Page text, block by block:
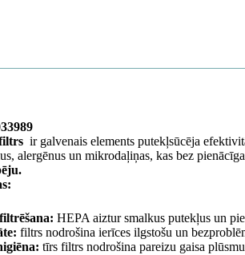
ir galvenais elements putekļsūcēja
alergēnus un mikrodaļiņas, kas bez
HEPA aiztur smalkus putekļus un
filtrs nodrošina ierīces ilgstošu un
tīrs filtrs nodrošina pareizu gaisa